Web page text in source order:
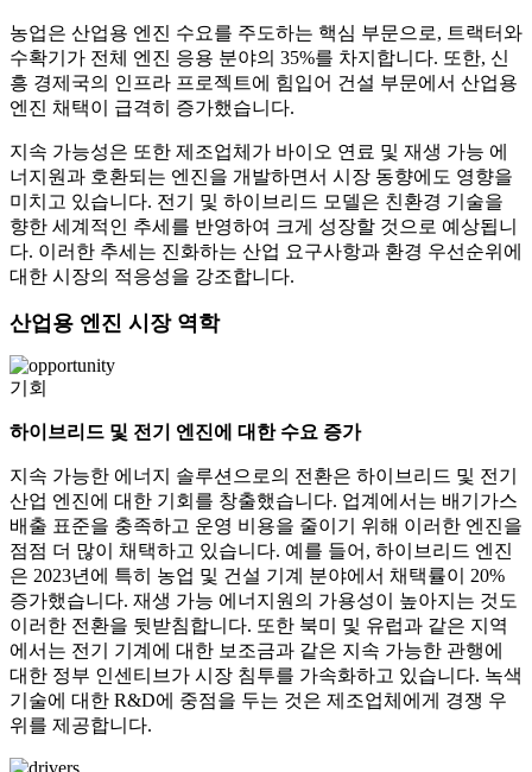
농업은 산업용 엔진 수요를 주도하는 핵심 부문으로, 트랙터와
수확기가 전체 엔진 응용 분야의 35%를 차지합니다. 또한, 신
흥 경제국의 인프라 프로젝트에 힘입어 건설 부문에서 산업용
엔진 채택이 급격히 증가했습니다.
지속 가능성은 또한 제조업체가 바이오 연료 및 재생 가능 에
너지원과 호환되는 엔진을 개발하면서 시장 동향에도 영향을
미치고 있습니다. 전기 및 하이브리드 모델은 친환경 기술을
향한 세계적인 추세를 반영하여 크게 성장할 것으로 예상됩니
다. 이러한 추세는 진화하는 산업 요구사항과 환경 우선순위에
대한 시장의 적응성을 강조합니다.
산업용 엔진 시장 역학
기회
하이브리드 및 전기 엔진에 대한 수요 증가
지속 가능한 에너지 솔루션으로의 전환은 하이브리드 및 전기
산업 엔진에 대한 기회를 창출했습니다. 업계에서는 배기가스
배출 표준을 충족하고 운영 비용을 줄이기 위해 이러한 엔진을
점점 더 많이 채택하고 있습니다. 예를 들어, 하이브리드 엔진
은 2023년에 특히 농업 및 건설 기계 분야에서 채택률이 20%
증가했습니다. 재생 가능 에너지원의 가용성이 높아지는 것도
이러한 전환을 뒷받침합니다. 또한 북미 및 유럽과 같은 지역
에서는 전기 기계에 대한 보조금과 같은 지속 가능한 관행에
대한 정부 인센티브가 시장 침투를 가속화하고 있습니다. 녹색
기술에 대한 R&D에 중점을 두는 것은 제조업체에게 경쟁 우
위를 제공합니다.